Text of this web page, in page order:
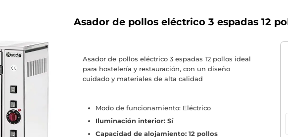
Asador de pollos eléctrico 3 espadas 12
Asador de pollos eléctrico 3 espadas 12 pollos ideal
para hostelería y restauración, con un diseño
cuidado y materiales de alta calidad
Modo de funcionamiento: Eléctrico
Iluminación interior: Sí
Capacidad de alojamiento: 12 pollos